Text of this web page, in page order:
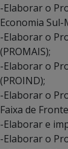
-Elaborar o
Economia Sul-
-Elaborar o
(PROMAIS);
-Elaborar o
(PROIND);
-Elaborar o
Faixa de
-Elaborar e
-Elaborar o